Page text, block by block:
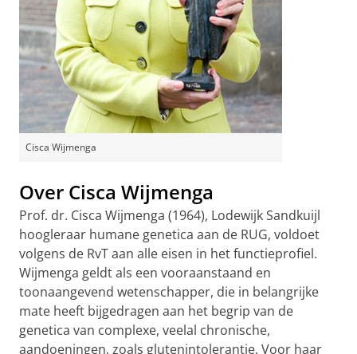
Cisca Wijmenga
Over Cisca Wijmenga
Prof. dr. Cisca Wijmenga (1964), Lodewijk Sandkuijl
hoogleraar humane genetica aan de RUG, voldoet
volgens de RvT aan alle eisen in het functieprofiel.
Wijmenga geldt als een vooraanstaand en
toonaangevend wetenschapper, die in belangrijke
mate heeft bijgedragen aan het begrip van de
genetica van complexe, veelal chronische,
aandoeningen, zoals glutenintolerantie. Voor haar